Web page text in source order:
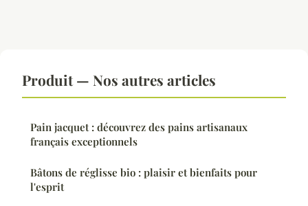
Produit — Nos autres articles
Pain jacquet : découvrez des pains artisanaux
français exceptionnels
Bâtons de réglisse bio : plaisir et bienfaits pour
l'esprit